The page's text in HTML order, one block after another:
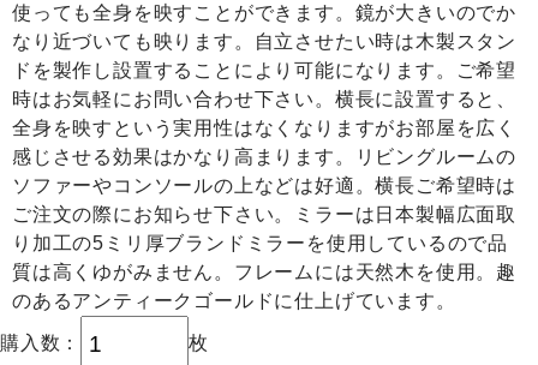
使っても全身を映すことができます。鏡が大きいのでか
なり近づいても映ります。自立させたい時は木製スタン
ドを製作し設置することにより可能になります。ご希望
時はお気軽にお問い合わせ下さい。横長に設置すると、
全身を映すという実用性はなくなりますがお部屋を広く
感じさせる効果はかなり高まります。リビングルームの
ソファーやコンソールの上などは好適。横長ご希望時は
ご注文の際にお知らせ下さい。ミラーは日本製幅広面取
り加工の5ミリ厚ブランドミラーを使用しているので品
質は高くゆがみません。フレームには天然木を使用。趣
のあるアンティークゴールドに仕上げています。
購入数： 枚